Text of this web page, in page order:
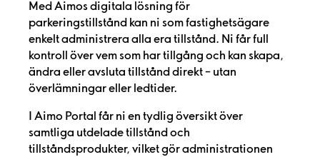
Med Aimos digitala lösning för
parkeringstillstånd kan ni som fastighetsägare
enkelt administrera alla era tillstånd. Ni får full
kontroll över vem som har tillgång och kan skapa,
ändra eller avsluta tillstånd direkt – utan
överlämningar eller ledtider.
I Aimo Portal får ni en tydlig översikt över
samtliga utdelade tillstånd och
tillståndsprodukter, vilket gör administrationen